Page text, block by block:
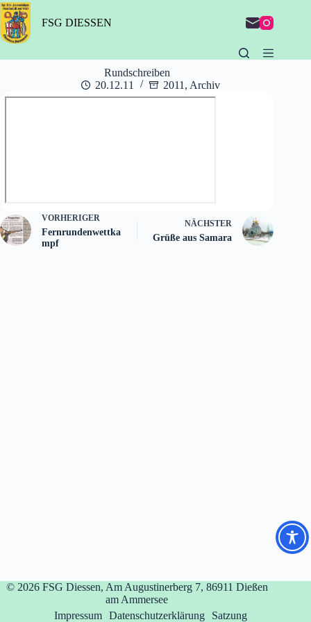
Zum
Inhalt
springen
FSG DIESSEN
Rundschreiben
20.12.11
2011 , Archiv
VORHERIGER
Fernrundenwettka
mpf
NÄCHSTER
Grüße aus Samara
© 2026 FSG Diessen, Am Augustinerberg 7, 86911 Dießen
am Ammersee
Impressum Datenschutzerklärung Satzung